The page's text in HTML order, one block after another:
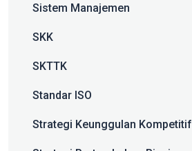
Sistem Manajemen
SKK
SKTTK
Standar ISO
Strategi Keunggulan Kompetitif